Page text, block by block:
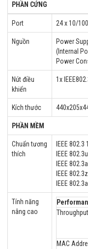
PHẦN CỨNG
Port 24 x 10/
Nguồn
Power
(Internal
Power
Nút điều
khiển
1x
Kích thước
PHẦN MỀM
Chuẩn tương
thích
IEEE
IEEE
IEEE
IEEE
IEEE
Tính năng
nâng cao
Throughput
MAC